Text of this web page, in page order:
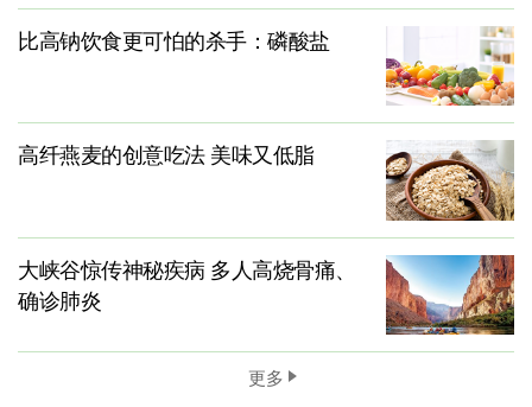
比高钠饮食更可怕的杀手：磷酸盐
高纤燕麦的创意吃法 美味又低脂
大峡谷惊传神秘疾病 多人高烧骨痛、
确诊肺炎
更多